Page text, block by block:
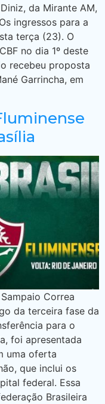
da Mirante AM,
ingressos para a
terça (23). O
no dia 1º deste
recebeu proposta
Garrincha, em
Correa
da terceira fase da
para o
foi apresentada
uma oferta
que inclui os
federal. Essa
Brasileira